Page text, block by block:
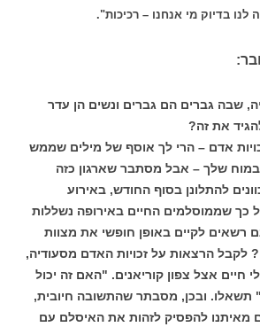
בדיוק מי אנחנו – רכיכות".
שבה גברים הם גברים ונשים הן עדר
את זה?
אדם – הרי לך אוסף של מילים שממש
במוח שלך – אבל מסתבר שארגון כזה
להתלונן בסוף החודש, באירוע
כך שממוסלמים החיים באירופה נשללות
רשאים לקיים באופן חופשי את מצוות
לקבל הרצאות על זכויות האדם מסעודיה,
חיים אצל צפון קוריאנים. "האם זה יכול
תשאלו. ובכן, מסבתר שהתשובה חיובית,
מאיתנו להפסיק לזהות את האיסלם עם